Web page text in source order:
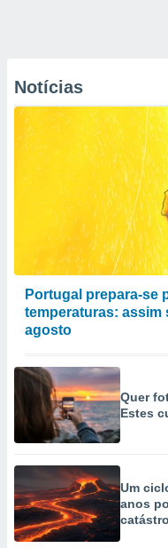
Notícias
Portugal prepara-se
temperaturas: assim
agosto
Quer
Estes
Um
anos